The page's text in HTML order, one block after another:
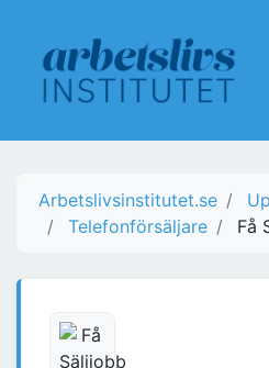
Arbetslivsinstitutet.se
Telefonförsäljare
Få